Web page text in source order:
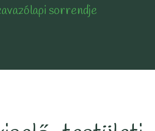
sorrendje